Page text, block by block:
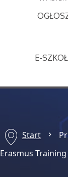
E-
Start
Erasmus